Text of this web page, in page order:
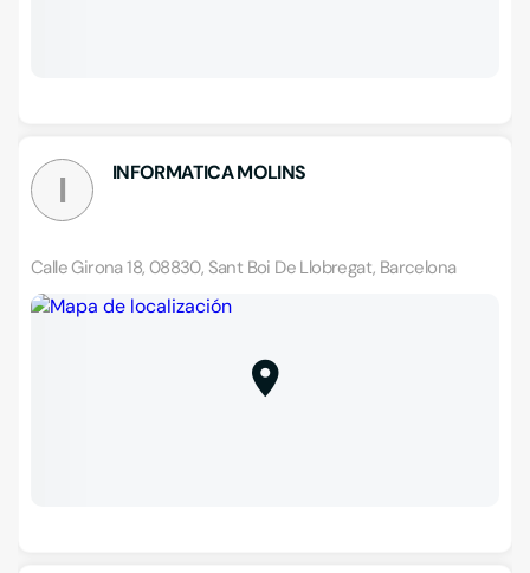
I INFORMATICA MOLINS
Calle Girona 18, 08830, Sant Boi De Llobregat, Barcelona